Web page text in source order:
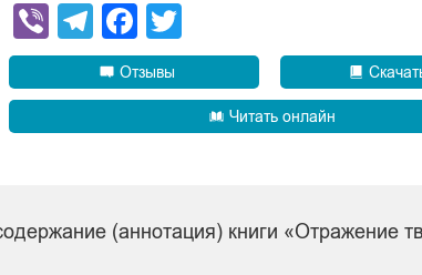
ViberTelegram
Facebook
Отзывы
Читать онлайн
(аннотация) книги «Отражение